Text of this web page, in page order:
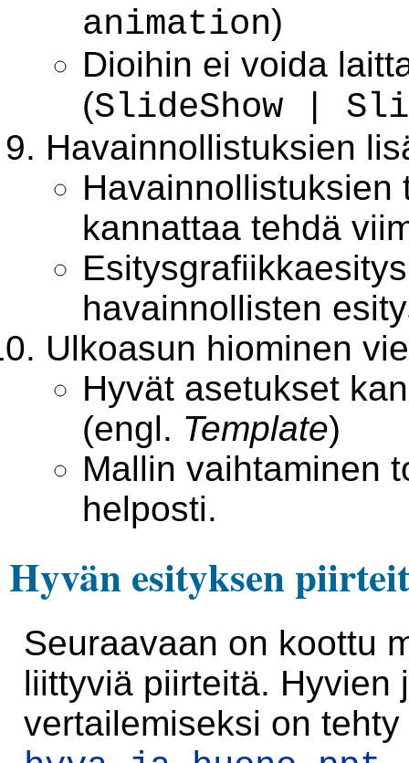
animation)
Dioihin ei voida
(SlideShow |
Havainnollistuksien
Havainnollistuksien
kannattaa tehdä
havainnollisten
Ulkoasun hiominen
Hyvät asetukset
(engl. Template)
Mallin vaihtaminen
helposti.
Hyvän esityksen
Seuraavaan on koottu
liittyviä piirteitä. Hyvien
vertailemiseksi on